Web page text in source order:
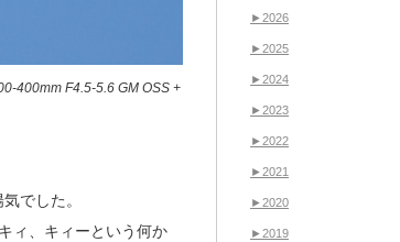
400mm F4.5-5.6 GM OSS +
でした。
ィ、キィーという何か
►2026
►2025
►2024
►2023
►2022
►2021
►2020
►2019